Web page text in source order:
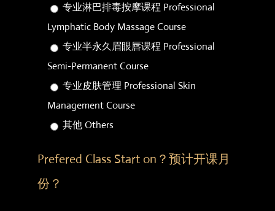
专业淋巴排毒按摩课程 Professional
Lymphatic Body Massage Course
专业半永久眉眼唇课程 Professional
Semi-Permanent Course
专业皮肤管理 Professional Skin
Management Course
其他 Others
Prefered Class Start on？预计开课月
份？